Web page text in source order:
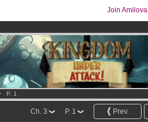
Join Amilova
P. 1
Prev.
P. 1
Ch. 3